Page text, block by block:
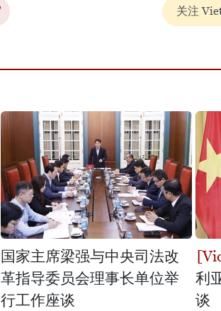
关注
国家主席梁强与中央司法改
革指导委员会理事长单位举
行工作座谈
利
谈